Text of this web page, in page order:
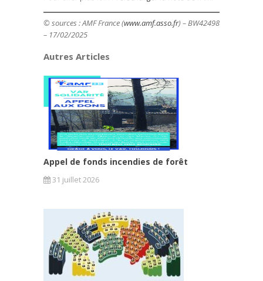
© sources : AMF France (www.amf.asso.fr) – BW42498
– 17/02/2025
Autres Articles
Appel de fonds incendies de forêt
31 juillet 2026